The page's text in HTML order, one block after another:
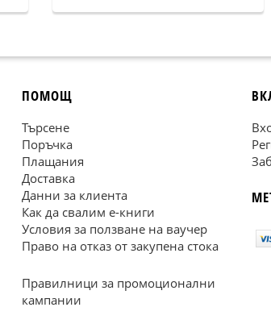
ПОМОЩ
Търсене
Поръчка
Плащания
Доставка
Данни за клиента
Как да свалим е-книги
Условия за ползване на ваучер
Право на отказ от закупена стока
Правилници за промоционални
кампании